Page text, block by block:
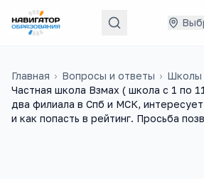
Главная › Вопросы и ответы › Школы
Частная школа Взмах ( школа с 1 по
два филиала в Спб и МСК,
и как попасть в рейтинг. Просьба